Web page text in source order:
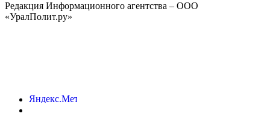
Редакция Информационного агентства – ООО
«УралПолит.ру»